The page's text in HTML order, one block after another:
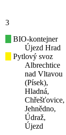
3
BIO-kontejner
Újezd Hrad
Pytlový svoz
Albrechtice
nad Vltavou
(Písek),
Hladná,
Chřešťovice,
Jehnědno,
Údraž,
Újezd